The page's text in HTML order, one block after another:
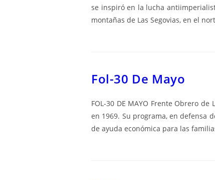
se inspiró en la lucha
montañas de Las Segovias, en el
Fol-30 De Mayo
FOL-30 DE MAYO Frente Obrero
en 1969. Su programa, en defensa
de ayuda económica para las